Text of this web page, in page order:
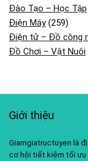
Đào Tạo – Học Tập
Điện Máy(259)
Điện tử – Đồ công
Đồ Chơi – Vật Nuôi
Giới thiệu
Giamgiatructuyen là
cơ hội tiết kiệm tối ưu